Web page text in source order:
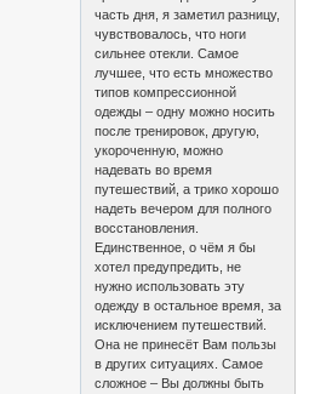
часть дня, я заметил разницу,
чувствовалось, что ноги
сильнее отекли. Самое
лучшее, что есть множество
типов компрессионной
одежды – одну можно носить
после тренировок, другую,
укороченную, можно
надевать во время
путешествий, а трико хорошо
надеть вечером для полного
восстановления.
Единственное, о чём я бы
хотел предупредить, не
нужно использовать эту
одежду в остальное время, за
исключением путешествий.
Она не принесёт Вам пользы
в других ситуациях. Самое
сложное – Вы должны быть